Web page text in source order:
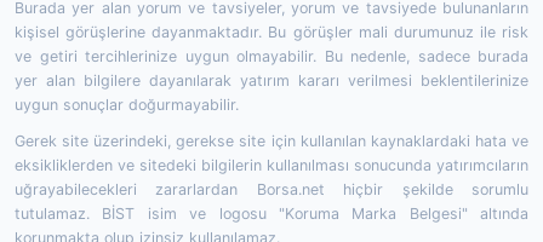
Burada yer alan yorum ve tavsiyeler, yorum ve tavsiyede bulunanların
kişisel görüşlerine dayanmaktadır. Bu görüşler mali durumunuz ile risk
ve getiri tercihlerinize uygun olmayabilir. Bu nedenle, sadece burada
yer alan bilgilere dayanılarak yatırım kararı verilmesi beklentilerinize
uygun sonuçlar doğurmayabilir.
Gerek site üzerindeki, gerekse site için kullanılan kaynaklardaki hata ve
eksikliklerden ve sitedeki bilgilerin kullanılması sonucunda yatırımcıların
uğrayabilecekleri zararlardan Borsa.net hiçbir şekilde sorumlu
tutulamaz. BİST isim ve logosu "Koruma Marka Belgesi" altında
korunmakta olup izinsiz kullanılamaz.